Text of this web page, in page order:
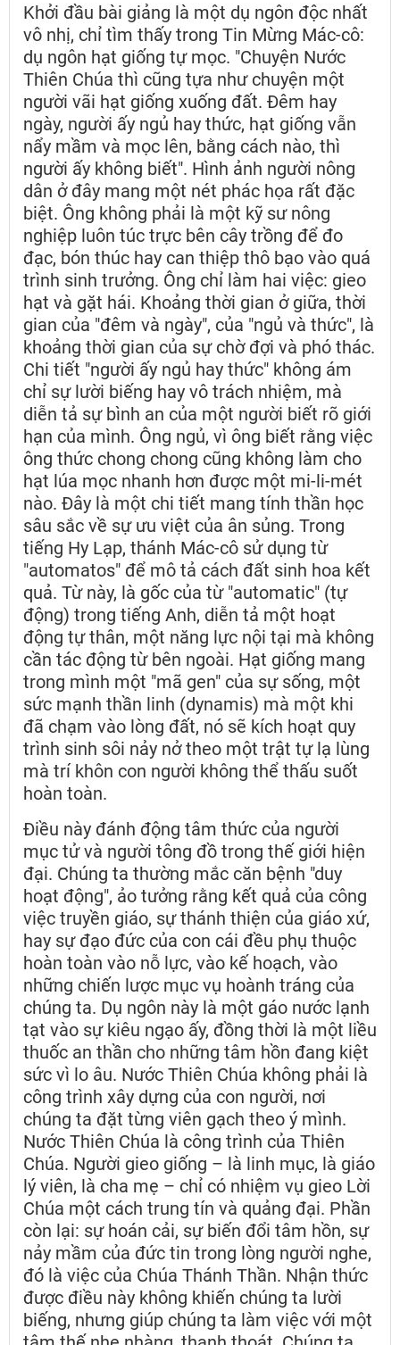
Khởi đầu bài giảng là một dụ ngôn độc nhất
vô nhị, chỉ tìm thấy trong Tin Mừng Mác-cô:
dụ ngôn hạt giống tự mọc. "Chuyện Nước
Thiên Chúa thì cũng tựa như chuyện một
người vãi hạt giống xuống đất. Đêm hay
ngày, người ấy ngủ hay thức, hạt giống vẫn
nẩy mầm và mọc lên, bằng cách nào, thì
người ấy không biết". Hình ảnh người nông
dân ở đây mang một nét phác họa rất đặc
biệt. Ông không phải là một kỹ sư nông
nghiệp luôn túc trực bên cây trồng để đo
đạc, bón thúc hay can thiệp thô bạo vào quá
trình sinh trưởng. Ông chỉ làm hai việc: gieo
hạt và gặt hái. Khoảng thời gian ở giữa, thời
gian của "đêm và ngày", của "ngủ và thức", là
khoảng thời gian của sự chờ đợi và phó thác.
Chi tiết "người ấy ngủ hay thức" không ám
chỉ sự lười biếng hay vô trách nhiệm, mà
diễn tả sự bình an của một người biết rõ giới
hạn của mình. Ông ngủ, vì ông biết rằng việc
ông thức chong chong cũng không làm cho
hạt lúa mọc nhanh hơn được một mi-li-mét
nào. Đây là một chi tiết mang tính thần học
sâu sắc về sự ưu việt của ân sủng. Trong
tiếng Hy Lạp, thánh Mác-cô sử dụng từ
"automatos" để mô tả cách đất sinh hoa kết
quả. Từ này, là gốc của từ "automatic" (tự
động) trong tiếng Anh, diễn tả một hoạt
động tự thân, một năng lực nội tại mà không
cần tác động từ bên ngoài. Hạt giống mang
trong mình một "mã gen" của sự sống, một
sức mạnh thần linh (dynamis) mà một khi
đã chạm vào lòng đất, nó sẽ kích hoạt quy
trình sinh sôi nảy nở theo một trật tự lạ lùng
mà trí khôn con người không thể thấu suốt
hoàn toàn.
Điều này đánh động tâm thức của người
mục tử và người tông đồ trong thế giới hiện
đại. Chúng ta thường mắc căn bệnh "duy
hoạt động", ảo tưởng rằng kết quả của công
việc truyền giáo, sự thánh thiện của giáo xứ,
hay sự đạo đức của con cái đều phụ thuộc
hoàn toàn vào nỗ lực, vào kế hoạch, vào
những chiến lược mục vụ hoành tráng của
chúng ta. Dụ ngôn này là một gáo nước lạnh
tạt vào sự kiêu ngạo ấy, đồng thời là một liều
thuốc an thần cho những tâm hồn đang kiệt
sức vì lo âu. Nước Thiên Chúa không phải là
công trình xây dựng của con người, nơi
chúng ta đặt từng viên gạch theo ý mình.
Nước Thiên Chúa là công trình của Thiên
Chúa. Người gieo giống – là linh mục, là giáo
lý viên, là cha mẹ – chỉ có nhiệm vụ gieo Lời
Chúa một cách trung tín và quảng đại. Phần
còn lại: sự hoán cải, sự biến đổi tâm hồn, sự
nảy mầm của đức tin trong lòng người nghe,
đó là việc của Chúa Thánh Thần. Nhận thức
được điều này không khiến chúng ta lười
biếng, nhưng giúp chúng ta làm việc với một